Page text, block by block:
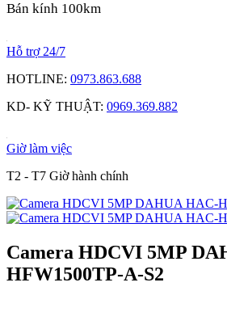
Bán kính 100km
Hỗ trợ 24/7
HOTLINE: 0973.863.688
KD- KỸ THUẬT: 0969.369.882
Giờ làm việc
T2 - T7 Giờ hành chính
Camera HDCVI 5MP
HFW1500TP-A-S2